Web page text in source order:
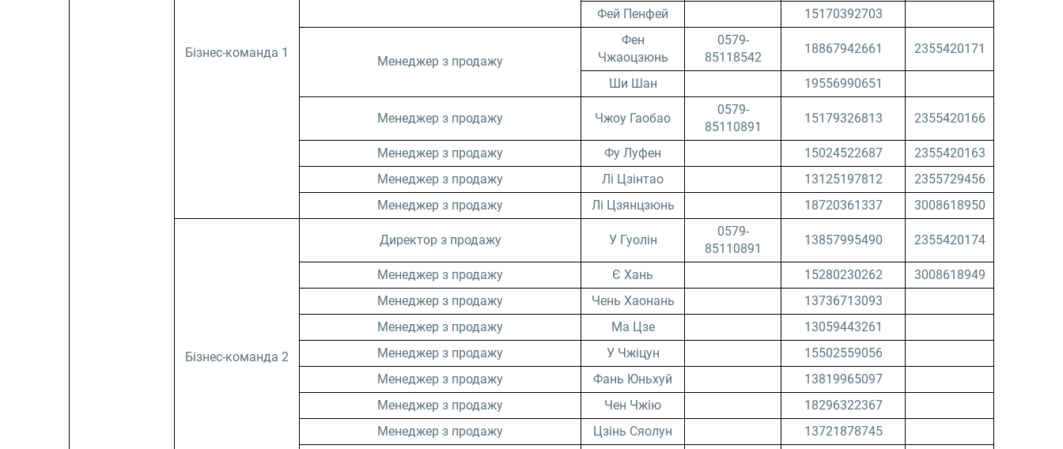
Бізнес-команда 1
Фей Пенфей 15170392703
Менеджер з продажу
Фен
Чжаоцзюнь
0579-
85118542
18867942661 2355420171
Ши Шан 19556990651
Менеджер з продажу Чжоу Гаобао
0579-
85110891
15179326813 2355420166
Менеджер з продажу Фу Луфен 15024522687
2355420163
Менеджер з продажу
Лі Цзінтао 13125197812
2355729456
Менеджер з продажу
Лі Цзянцзюнь 18720361337 3008618950
Бізнес-команда 2
Директор з продажу У Гуолін
0579-
85110891
13857995490 2355420174
Менеджер з продажу Є Хань 15280230262
3008618949
Менеджер з продажу
Чень Хаонань
13736713093
Менеджер з продажу
Ма Цзе
13059443261
Менеджер з продажу
У Чжіцун
15502559056
Менеджер з продажу
Фань Юньхуй
13819965097
Менеджер з продажу
Чен Чжію
18296322367
Менеджер з продажу
Цзінь Сяолун
13721878745